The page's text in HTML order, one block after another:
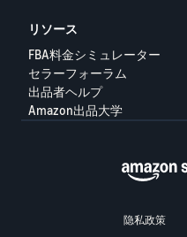
リソース
FBA料金シミュレーター
セラーフォーラム
出品者ヘルプ
Amazon出品大学
隐私政策